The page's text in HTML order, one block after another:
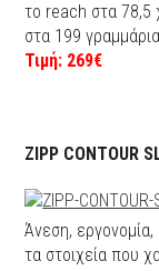
το reach στα 78,5
στα 199
Τιμή: 269€
ZIPP CONTOUR
Άνεση, εργονομία,
τα στοιχεία που